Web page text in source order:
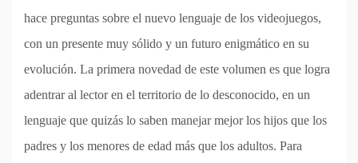
hace preguntas sobre el nuevo lenguaje de los videojuegos,
con un presente muy sólido y un futuro enigmático en su
evolución. La primera novedad de este volumen es que logra
adentrar al lector en el territorio de lo desconocido, en un
lenguaje que quizás lo saben manejar mejor los hijos que los
padres y los menores de edad más que los adultos. Para